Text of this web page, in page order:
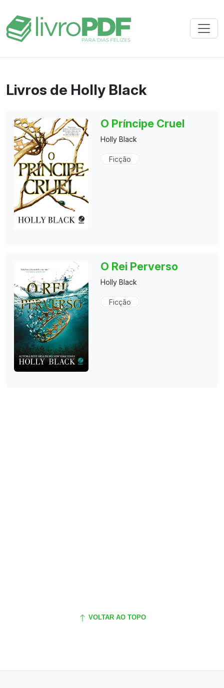
Livros de Holly Black
O Príncipe Cruel
Holly Black
Ficção
O Rei Perverso
Holly Black
Ficção
VOLTAR AO TOPO